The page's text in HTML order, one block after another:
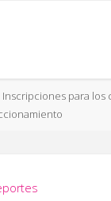
de
Inscripciones para los